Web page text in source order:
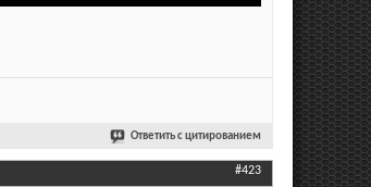
Ответить с цитированием
#423